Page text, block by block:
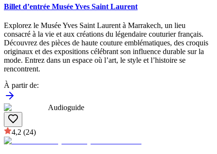
Billet d’entrée Musée Yves Saint Laurent
Explorez le Musée Yves Saint Laurent à Marrakech, un lieu
consacré à la vie et aux créations du légendaire couturier français.
Découvrez des pièces de haute couture emblématiques, des croquis
originaux et des expositions célébrant son influence durable sur la
mode. Entrez dans un espace où l’art, le style et l’histoire se
rencontrent.
À partir de:
Audioguide
4,2 (24)